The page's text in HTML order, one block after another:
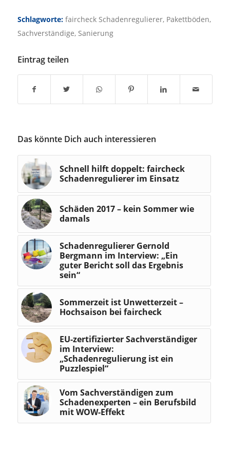
Schlagworte: faircheck Schadenregulierer, Pakettböden,
Sachverständige, Sanierung
Eintrag teilen
Das könnte Dich auch interessieren
Schnell hilft doppelt: faircheck
Schadenregulierer im Einsatz
Schäden 2017 – kein Sommer wie
damals
Schadenregulierer Gernold
Bergmann im Interview: „Ein
guter Bericht soll das Ergebnis
sein“
Sommerzeit ist Unwetterzeit –
Hochsaison bei faircheck
EU-zertifizierter Sachverständiger
im Interview:
„Schadenregulierung ist ein
Puzzlespiel“
Vom Sachverständigen zum
Schadenexperten – ein Berufsbild
mit WOW-Effekt